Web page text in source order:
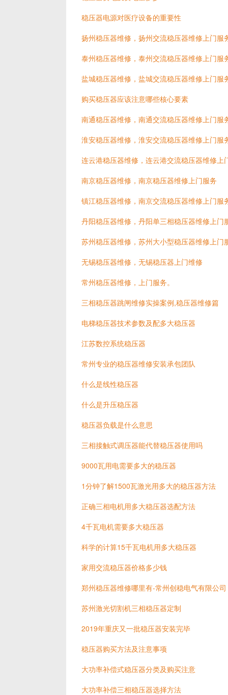
稳压器电源对医疗设备的重要性
扬州稳压器维修，扬州交流稳压器维修上门服
泰州稳压器维修，泰州交流稳压器维修上门服
盐城稳压器维修，盐城交流稳压器维修上门服
购买稳压器应该注意哪些核心要素
南通稳压器维修，南通交流稳压器维修上门服
淮安稳压器维修，淮安交流稳压器维修上门服
连云港稳压器维修，连云港交流稳压器维修上
南京稳压器维修，南京稳压器维修上门服务
镇江稳压器维修，南京交流稳压器维修上门服
丹阳稳压器维修，丹阳单三相稳压器维修上门
苏州稳压器维修，苏州大小型稳压器维修上门
无锡稳压器维修，无锡稳压器上门维修
常州稳压器维修，上门服务。
三相稳压器跳闸维修实操案例,稳压器维修篇
电梯稳压器技术参数及配多大稳压器
江苏数控系统稳压器
常州专业的稳压器维修安装承包团队
什么是线性稳压器
什么是升压稳压器
稳压器负载是什么意思
三相接触式调压器能代替稳压器使用吗
9000瓦用电需要多大的稳压器
1分钟了解1500瓦激光用多大的稳压器方法
正确三相电机用多大稳压器选配方法
4千瓦电机需要多大稳压器
科学的计算15千瓦电机用多大稳压器
家用交流稳压器价格多少钱
郑州稳压器维修哪里有-常州创稳电气有限公司
苏州激光切割机三相稳压器定制
2019年重庆又一批稳压器安装完毕
稳压器购买方法及注意事项
大功率补偿式稳压器分类及购买注意
大功率补偿三相稳压器选择方法